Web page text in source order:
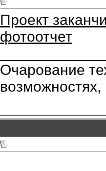
Проект
фотоотчет
Очарование
возможностях,